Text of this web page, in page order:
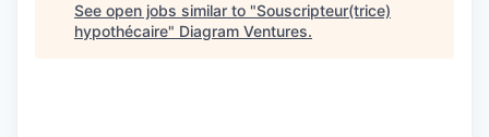
See open jobs similar to "Souscripteur(trice)
hypothécaire" Diagram Ventures.